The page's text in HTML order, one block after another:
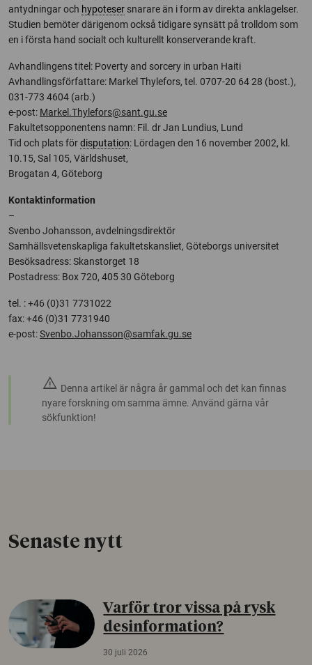
antydningar och hypoteser snarare än i form av direkta anklagelser.
Studien bemöter därigenom också tidigare synsätt på trolldom som
en i första hand socialt och kulturellt konserverande kraft.
Avhandlingens titel: Poverty and sorcery in urban Haiti
Avhandlingsförfattare: Markel Thylefors, tel. 0707-20 64 28 (bost.),
031-773 4604 (arb.)
e-post: Markel.Thylefors@sant.gu.se
Fakultetsopponentens namn: Fil. dr Jan Lundius, Lund
Tid och plats fördisputation: Lördagen den 16 november 2002, kl.
10.15, Sal 105, Världshuset,
Brogatan 4, Göteborg
Kontaktinformation
–
Svenbo Johansson, avdelningsdirektör
Samhällsvetenskapliga fakultetskansliet, Göteborgs universitet
Besöksadress: Skanstorget 18
Postadress: Box 720, 405 30 Göteborg
tel. : +46 (0)31 7731022
fax: +46 (0)31 7731940
e-post:Svenbo.Johansson@samfak.gu.se
warning Denna artikel är några år gammal och det kan finnas
nyare forskning om samma ämne. Använd gärna vår
sökfunktion!
Senaste nytt
Varför tror vissa på rysk
desinformation?
30 juli 2026